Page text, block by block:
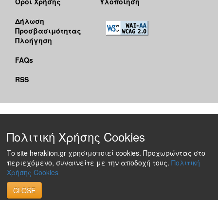
Δήλωση
Προσβασιμότητας
Πλοήγηση
FAQs
RSS
Πολιτική Χρήσης Cookies
Το site heraklion.gr χρησιμοποιεί cookies. Προχωρώντας στο
περιεχόμενο, συναινείτε με την αποδοχή τους. Πολιτική
Χρήσης Cookies
CLOSE